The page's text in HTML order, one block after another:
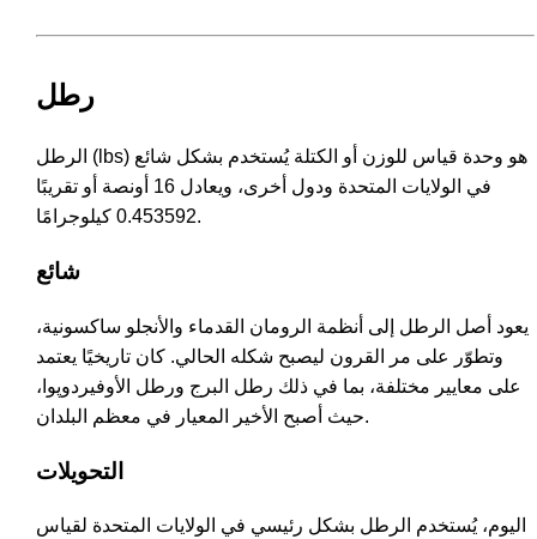
رطل
الرطل (lbs) هو وحدة قياس للوزن أو الكتلة يُستخدم بشكل شائع
في الولايات المتحدة ودول أخرى، ويعادل 16 أونصة أو تقريبًا
0.453592 كيلوجرامًا.
شائع
يعود أصل الرطل إلى أنظمة الرومان القدماء والأنجلو ساكسونية،
وتطوّر على مر القرون ليصبح شكله الحالي. كان تاريخيًا يعتمد
على معايير مختلفة، بما في ذلك رطل البرج ورطل الأوفيردوپوا،
حيث أصبح الأخير المعيار في معظم البلدان.
التحويلات
اليوم، يُستخدم الرطل بشكل رئيسي في الولايات المتحدة لقياس